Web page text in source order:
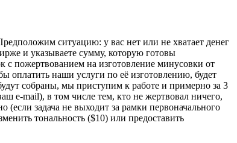
ситуацию: у вас нет или не хватает денег
и указываете сумму, которую готовы
с пожертвованием на изготовление минусовки от
оплатить наши услуги по её изготовлению, будет
собраны, мы приступим к работе и примерно за 3
e-mail), в том числе тем, кто не жертвовал ничего,
(если задача не выходит за рамки первоначального
тональность ($10) или предоставить